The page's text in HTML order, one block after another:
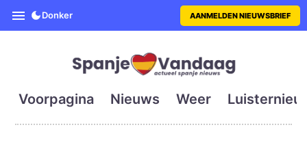
SpanjeVandaag is de eerste
Donker AANMELDEN NIEUWSBRIEF
Voorpagina Nieuws Weer